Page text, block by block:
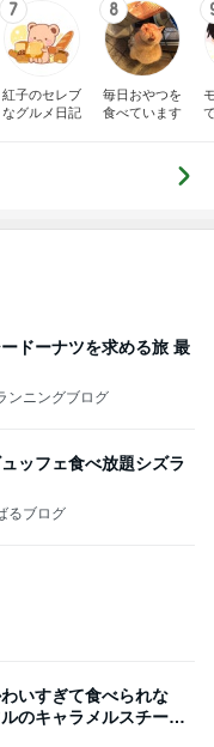
7
紅子のセレブ
なグルメ日記
8
毎日おやつを
食べています
ードーナツを求める旅 最
ンニングブログ
ッフェ食べ放題シズラ
るブログ
いすぎて食べられな
のキャラメルスチーム